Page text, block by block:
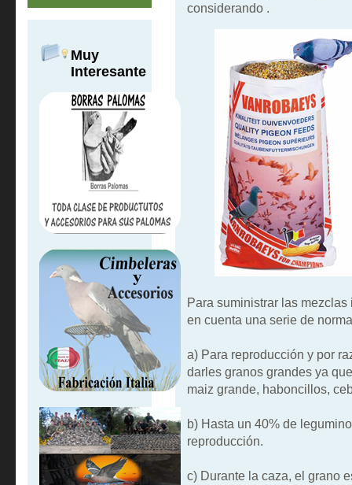
Muy
Interesante
considerando .
Para suministrar las
en cuenta una serie de
a) Para reproducción y por
darles granos grandes ya
maiz grande, haboncillos,
b) Hasta un 40% de
reproducción.
c) Durante la caza, el grano